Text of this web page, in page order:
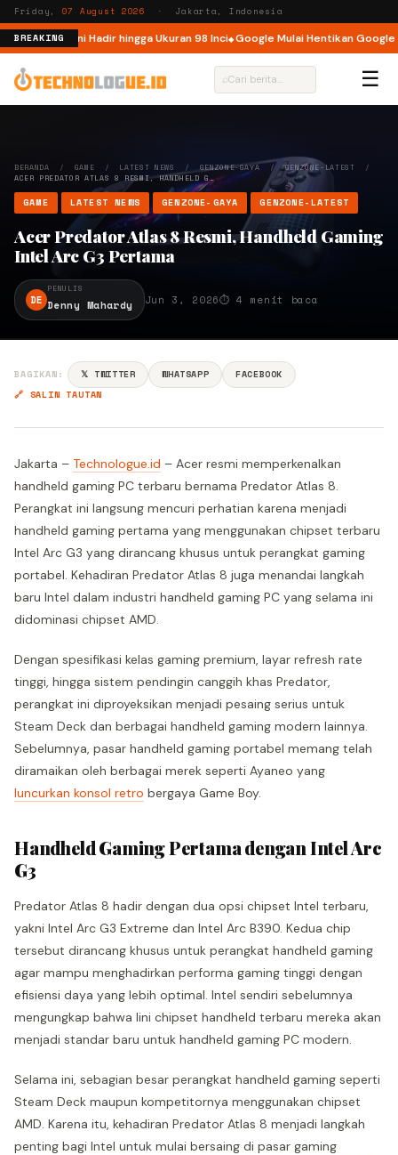
Friday, 07 August 2026 · Jakarta, Indonesia
BREAKINGKini Hadir hingga Ukuran 98 Inci Google Mulai Hentikan Google
⌕ ☰
BERANDA / GAME / LATEST NEWS / GENZONE-GAYA/GENZONE-LATEST /
ACER PREDATOR ATLAS 8 RESMI, HANDHELD G…
GAME LATEST NEWS GENZONE-GAYA GENZONE-LATEST
Acer Predator Atlas 8 Resmi, Handheld Gaming
Intel Arc G3 Pertama
DE
PENULIS
Denny Mahardy Jun 3, 2026⏱ 4 menit baca
BAGIKAN: 𝕏 TWITTER WHATSAPP
FACEBOOK
🔗 SALIN TAUTAN
Jakarta – Technologue.id – Acer resmi memperkenalkan
handheld gaming PC terbaru bernama Predator Atlas 8.
Perangkat ini langsung mencuri perhatian karena menjadi
handheld gaming pertama yang menggunakan chipset terbaru
Intel Arc G3 yang dirancang khusus untuk perangkat gaming
portabel. Kehadiran Predator Atlas 8 juga menandai langkah
baru Intel dalam industri handheld gaming PC yang selama ini
didominasi chipset AMD.
Dengan spesifikasi kelas gaming premium, layar refresh rate
tinggi, hingga sistem pendingin canggih khas Predator,
perangkat ini diproyeksikan menjadi pesaing serius untuk
Steam Deck dan berbagai handheld gaming modern lainnya.
Sebelumnya, pasar handheld gaming portabel memang telah
diramaikan oleh berbagai merek seperti Ayaneo yang
luncurkan konsol retro bergaya Game Boy.
Handheld Gaming Pertama dengan Intel Arc
G3
Predator Atlas 8 hadir dengan dua opsi chipset Intel terbaru,
yakni Intel Arc G3 Extreme dan Intel Arc B390. Kedua chip
tersebut dirancang khusus untuk perangkat handheld gaming
agar mampu menghadirkan performa gaming tinggi dengan
efisiensi daya yang lebih optimal. Intel sendiri sebelumnya
mengungkap bahwa lini chipset handheld terbaru mereka akan
menjadi standar baru untuk handheld gaming PC modern.
Selama ini, sebagian besar perangkat handheld gaming seperti
Steam Deck maupun kompetitornya menggunakan chipset
AMD. Karena itu, kehadiran Predator Atlas 8 menjadi langkah
penting bagi Intel untuk mulai bersaing di pasar gaming